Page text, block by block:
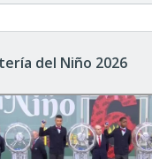
del Niño 2026